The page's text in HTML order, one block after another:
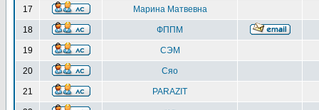
17 Марина Матвевна
18 ФППМ
19 СЭМ
20 Сяо
21 PARAZIT